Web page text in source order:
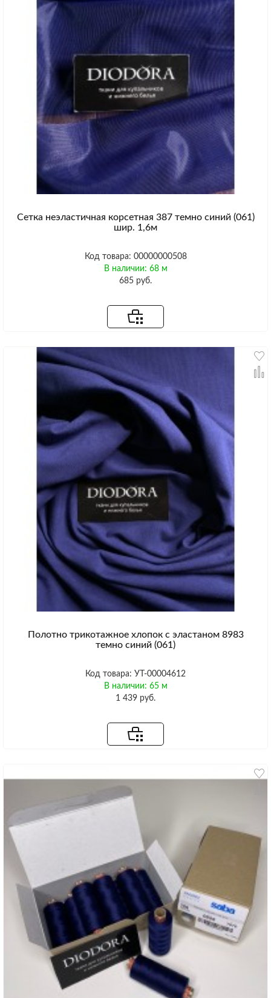
Сетка неэластичная корсетная 387 темно синий (061)
шир. 1,6м
Код товара: 00000000508
В наличии: 68 м
685 руб.
Полотно трикотажное хлопок с эластаном 8983
темно синий (061)
Код товара: УТ-00004612
В наличии: 65 м
1 439 руб.